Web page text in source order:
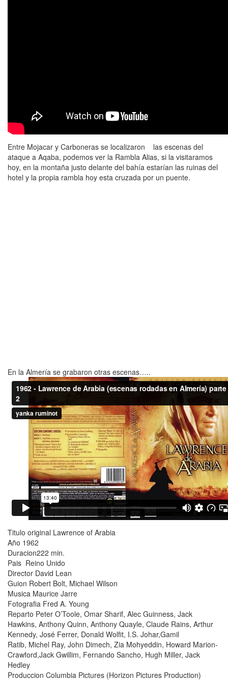
Entre Mojacar y Carboneras se localizaron las escenas del
ataque a Aqaba, podemos ver la Rambla Alias, si la visitaramos
hoy, en la montaña justo delante del bahía estarían las ruinas del
hotel y la propia rambla hoy esta cruzada por un puente.
En la Almería se grabaron otras escenas…..
Titulo original Lawrence of Arabia
Año 1962
Duracion222 min.
Pais Reino Unido
Director David Lean
Guion Robert Bolt, Michael Wilson
Musica Maurice Jarre
Fotografia Fred A. Young
Reparto Peter O’Toole, Omar Sharif, Alec Guinness, Jack
Hawkins, Anthony Quinn, Anthony Quayle, Claude Rains, Arthur
Kennedy, José Ferrer, Donald Wolfit, I.S. Johar,Gamil
Ratib, Michel Ray, John Dimech, Zia Mohyeddin, Howard Marion-
Crawford,Jack Gwillim, Fernando Sancho, Hugh Miller, Jack
Hedley
Produccion Columbia Pictures (Horizon Pictures Production)